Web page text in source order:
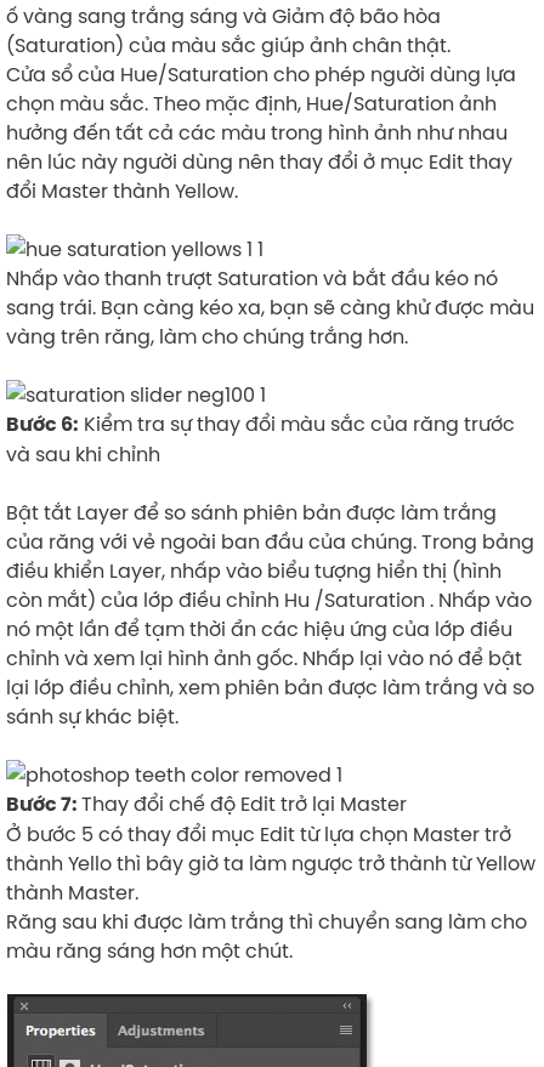
ố vàng sang trắng sáng và Giảm độ bão hòa
(Saturation) của màu sắc giúp ảnh chân thật.
Cửa sổ của Hue/Saturation cho phép người dùng lựa
chọn màu sắc. Theo mặc định, Hue/Saturation ảnh
hưởng đến tất cả các màu trong hình ảnh như nhau
nên lúc này người dùng nên thay đổi ở mục Edit thay
đổi Master thành Yellow.
Nhấp vào thanh trượt Saturation và bắt đầu kéo nó
sang trái. Bạn càng kéo xa, bạn sẽ càng khử được màu
vàng trên răng, làm cho chúng trắng hơn.
Bước 6: Kiểm tra sự thay đổi màu sắc của răng trước
và sau khi chỉnh
Bật tắt Layer để so sánh phiên bản được làm trắng
của răng với vẻ ngoài ban đầu của chúng. Trong bảng
điều khiển Layer, nhấp vào biểu tượng hiển thị (hình
còn mắt) của lớp điều chỉnh Hu /Saturation . Nhấp vào
nó một lần để tạm thời ẩn các hiệu ứng của lớp điều
chỉnh và xem lại hình ảnh gốc. Nhấp lại vào nó để bật
lại lớp điều chỉnh, xem phiên bản được làm trắng và so
sánh sự khác biệt.
Bước 7:Thay đổi chế độ Edit trở lại Master
Ở bước 5 có thay đổi mục Edit từ lựa chọn Master trở
thành Yello thì bây giờ ta làm ngược trở thành từ Yellow
thành Master.
Răng sau khi được làm trắng thì chuyển sang làm cho
màu răng sáng hơn một chút.